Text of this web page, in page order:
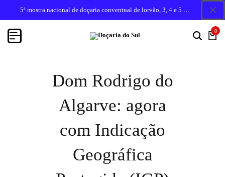
5ª mostra nacional de doçaria conventual de lorvão, 3, 4 e 5 de outubro 2026, penacova
0
Dom Rodrigo do
Algarve: agora
com Indicação
Geográfica